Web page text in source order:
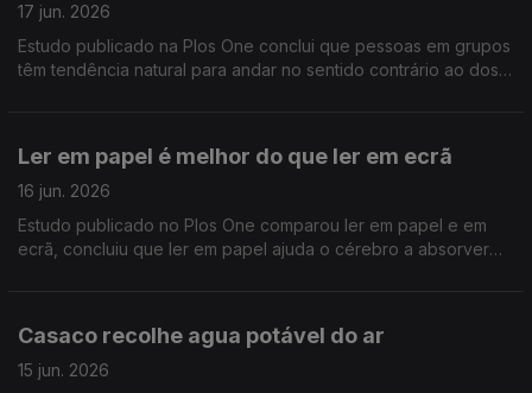
17 jun. 2026
Estudo publicado na Plos One conclui que pessoas em grupos
têm tendência natural para andar no sentido contrário ao dos
Ler em papel é melhor do que ler em ecrã
16 jun. 2026
Estudo publicado no Plos One comparou ler em papel e em
ecrã, concluiu que ler em papel ajuda o cérebro a absorver
Casaco recolhe agua potável do ar
15 jun. 2026